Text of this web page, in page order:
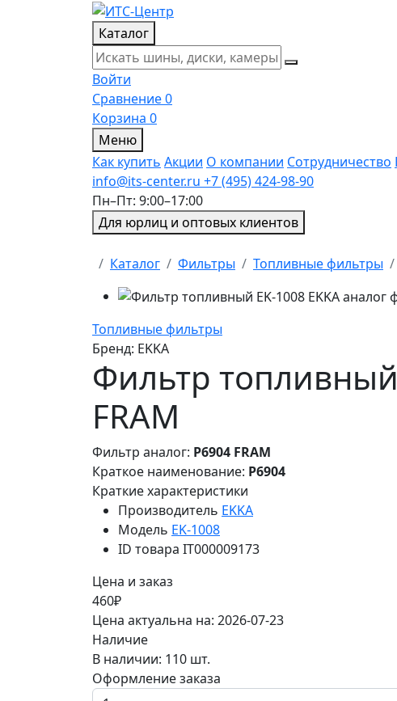
Каталог
Войти
Сравнение0
Корзина 0
Меню
Как купить Акции О компании Сотрудничество
info@its-center.ru +7 (495) 424-98-90
Пн–Пт: 9:00–17:00
Для юрлиц и оптовых клиентов
Главная
Каталог Фильтры Топливные фильтры
Топливные фильтры
Бренд: EKKA
Фильтр топливный
FRAM
Фильтр аналог: P6904 FRAM
Краткое наименование: P6904
Краткие характеристики
Производитель EKKA
Модель EK-1008
ID товара IT000009173
Цена и заказ
460₽
Цена актуальна на: 2026-07-23
Наличие
В наличии: 110 шт.
Оформление заказа